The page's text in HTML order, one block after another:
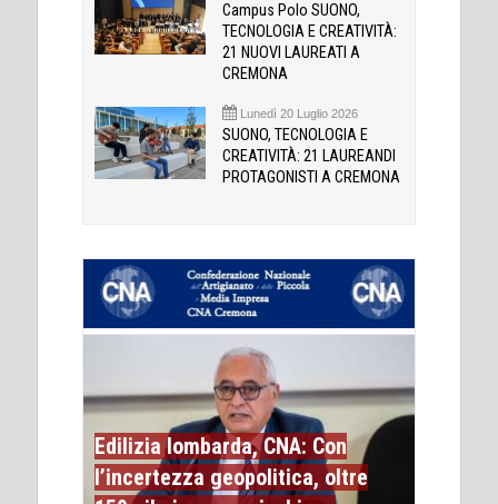
Campus Polo SUONO,
TECNOLOGIA E CREATIVITÀ:
21 NUOVI LAUREATI A
CREMONA
Lunedì 20 Luglio 2026
SUONO, TECNOLOGIA E
CREATIVITÀ: 21 LAUREANDI
PROTAGONISTI A CREMONA
Edilizia lombarda, CNA: Con
l’incertezza geopolitica, oltre